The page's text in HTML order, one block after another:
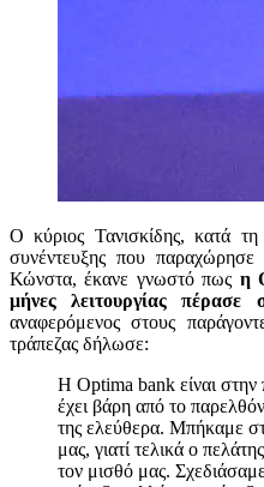
Ο κύριος Τανισκίδης, κατά
συνέντευξης που
Κώνστα, έκανε γνωστό πως η
μήνες λειτουργίας πέρασε
αναφερόμενος στους
τράπεζας δήλωσε:
H Optima bank είναι
έχει βάρη από το
της ελεύθερα. Μπήκαμε
μας, γιατί τελικά ο
τον μισθό μας.